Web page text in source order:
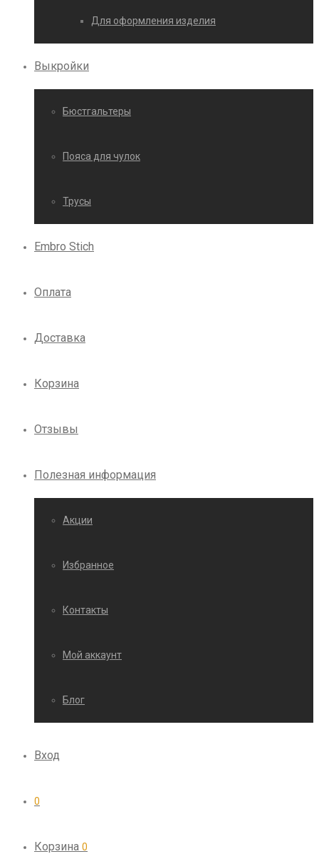
Для оформления изделия
Выкройки
Бюстгальтеры
Пояса для чулок
Трусы
Embro Stich
Оплата
Доставка
Корзина
Отзывы
Полезная информация
Акции
Избранное
Контакты
Мой аккаунт
Блог
Вход
0
Корзина 0